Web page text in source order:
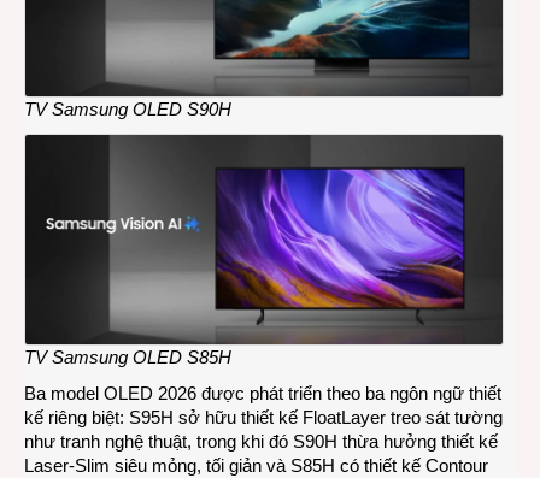
TV Samsung OLED S90H
TV Samsung OLED S85H
Ba model OLED 2026 được phát triển theo ba ngôn ngữ thiết
kế riêng biệt: S95H sở hữu thiết kế FloatLayer treo sát tường
như tranh nghệ thuật, trong khi đó S90H thừa hưởng thiết kế
Laser-Slim siêu mỏng, tối giản và S85H có thiết kế Contour